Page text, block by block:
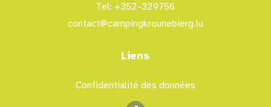
Tel: +352-329756
contact@campingkrounebierg.lu
Liens
Confidentialité des données